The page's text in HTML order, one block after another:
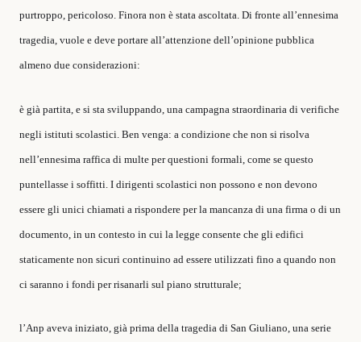
purtroppo, pericoloso. Finora non è stata ascoltata. Di fronte all’ennesima
tragedia, vuole e deve portare all’attenzione dell’opinione pubblica
almeno due considerazioni:
è già partita, e si sta sviluppando, una campagna straordinaria di verifiche
negli istituti scolastici. Ben venga: a condizione che non si risolva
nell’ennesima raffica di multe per questioni formali, come se questo
puntellasse i soffitti. I dirigenti scolastici non possono e non devono
essere gli unici chiamati a rispondere per la mancanza di una firma o di un
documento, in un contesto in cui la legge consente che gli edifici
staticamente non sicuri continuino ad essere utilizzati fino a quando non
ci saranno i fondi per risanarli sul piano strutturale;
l’Anp aveva iniziato, già prima della tragedia di San Giuliano, una serie